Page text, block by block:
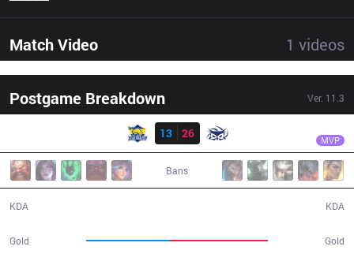
Match Video 1 videos
Postgame Breakdown Ver. 11.3
13
26 MVP
Bans
KDA
Gold Gold
KDA